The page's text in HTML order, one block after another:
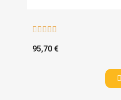
    
95,70 €